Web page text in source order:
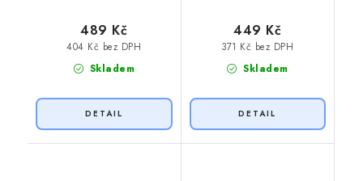
Skladem
404 Kč bez DPH
489 Kč
Skladem
371 Kč bez DPH
449 Kč